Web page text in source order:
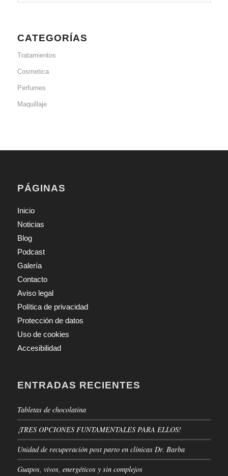
CATEGORÍAS
Tratamientos
Cosmetica
Perfumes
Maquillaje
PÁGINAS
Inicio
Noticias
Blog
Podcast
Galería
Contacto
Aviso legal
Política de privacidad
Protección de datos
Uso de cookies
Accesibilidad
ENTRADAS RECIENTES
Tabletas de chocolatina
¡TRES OPCIONES FUNTAMENTALES PARA ELLOS!
Unidad de recuperación post parto en clínicas Dr. Barba
Guapos, vivos, energéticos y sin complejos